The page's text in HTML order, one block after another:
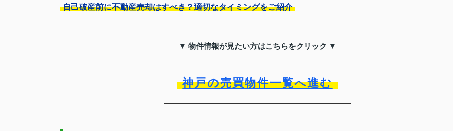
自己破産前に不動産売却はすべき？適切なタイミングをご紹介
▼ 物件情報が見たい方はこちらをクリック ▼
神戸の売買物件一覧へ進む